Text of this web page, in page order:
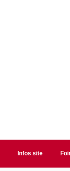
Infos site